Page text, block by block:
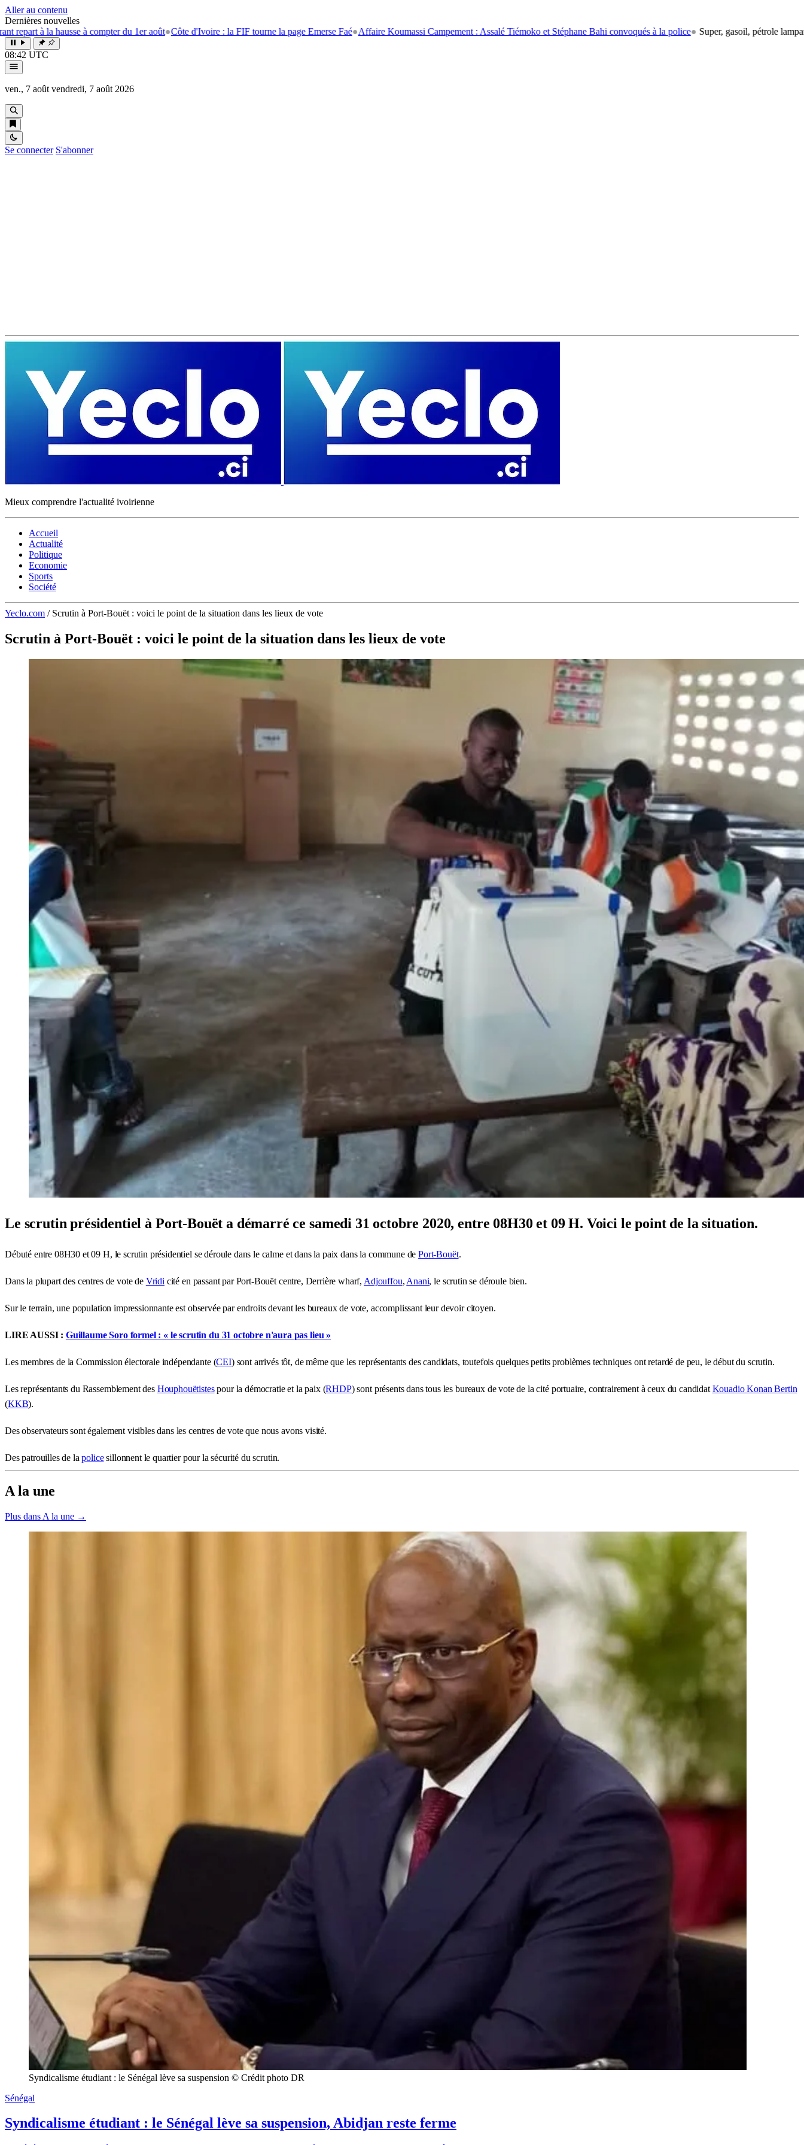
Aller au contenu
Dernières nouvelles
la hausse à compter du 1er août● Côte d'Ivoire : la FIF tourne la page Emerse Faé●Affaire Koumassi Campement : Assalé Tiémoko et Stéphane Bahi convoqués à la police● Super, gasoil, pétrole lampant: le
08:42 UTC
ven., 7 août vendredi, 7 août 2026
Se connecter S'abonner
Mieux comprendre l'actualité ivoirienne
Accueil
Actualité
Politique
Economie
Sports
Société
Yeclo.com / Scrutin à Port-Bouët : voici le point de la situation dans les lieux de vote
Scrutin à Port-Bouët : voici le point de la situation dans les lieux de vote
Le scrutin présidentiel à Port-Bouët a démarré ce samedi 31 octobre 2020, entre 08H30 et 09 H. Voici le point de la situation.
Débuté entre 08H30 et 09 H, le scrutin présidentiel se déroule dans le calme et dans la paix dans la commune dePort-Bouët.
Dans la plupart des centres de vote de Vridi cité en passant par Port-Bouët centre, Derrière wharf, Adjouffou, Anani, le scrutin se déroule bien.
Sur le terrain, une population impressionnante est observée par endroits devant les bureaux de vote, accomplissant leur devoir citoyen.
LIRE AUSSI : Guillaume Soro formel : « le scrutin du 31 octobre n'aura pas lieu »
Les membres de la Commission électorale indépendante (CEI) sont arrivés tôt, de même que les représentants des candidats, toutefois quelques petits problèmes techniques ont retardé de peu, le début du scrutin.
Les représentants du Rassemblement des Houphouëtistespour la démocratie et la paix (RHDP) sont présents dans tous les bureaux de vote de la cité portuaire, contrairement à ceux du candidat Kouadio Konan Bertin
(KKB).
Des observateurs sont également visibles dans les centres de vote que nous avons visité.
Des patrouilles de lapolicesillonnent le quartier pour la sécurité du scrutin.
A la une
Plus dans A la une →
Syndicalisme étudiant : le Sénégal lève sa suspension © Crédit photo DR
Sénégal
Syndicalisme étudiant : le Sénégal lève sa suspension, Abidjan reste ferme